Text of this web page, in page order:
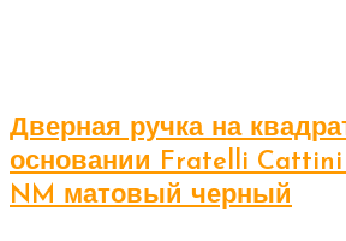
Дверная ручка на
основании Fratelli Cattini
NM матовый черный